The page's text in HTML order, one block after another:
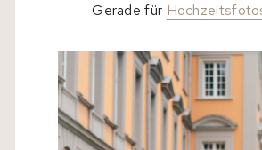
Gerade für